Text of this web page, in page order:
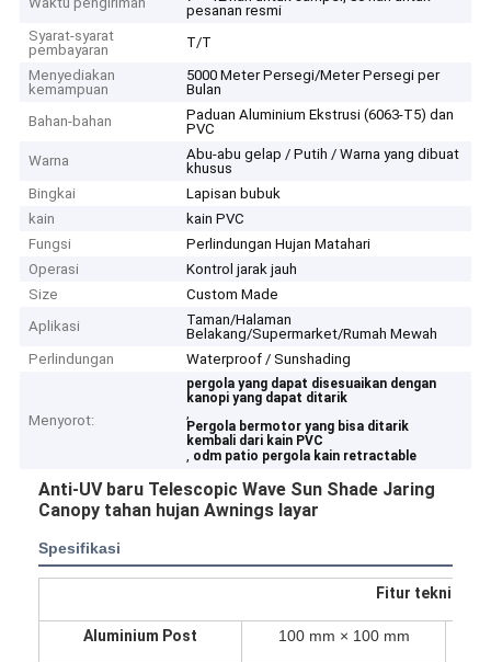
pesanan resmi
Syarat-syarat
pembayaran
T/T
Menyediakan
kemampuan
5000 Meter Persegi/Meter Persegi per
Bulan
Bahan-bahan
Paduan Aluminium Ekstrusi (6063-T5) dan
PVC
Warna
Abu-abu gelap / Putih / Warna yang dibuat
khusus
Bingkai
Lapisan bubuk
kain
kain PVC
Fungsi
Perlindungan Hujan Matahari
Operasi
Kontrol jarak jauh
Size
Custom Made
Aplikasi
Taman/Halaman
Belakang/Supermarket/Rumah Mewah
Perlindungan
Waterproof / Sunshading
Menyorot:
pergola yang dapat disesuaikan dengan
kanopi yang dapat ditarik
,
Pergola bermotor yang bisa ditarik
kembali dari kain PVC
, odm patio pergola kain retractable
Anti-UV baru Telescopic Wave Sun Shade Jaring
Canopy tahan hujan Awnings layar
Spesifikasi
Fitur teknis
Aluminium Post 100 mm × 100 mm